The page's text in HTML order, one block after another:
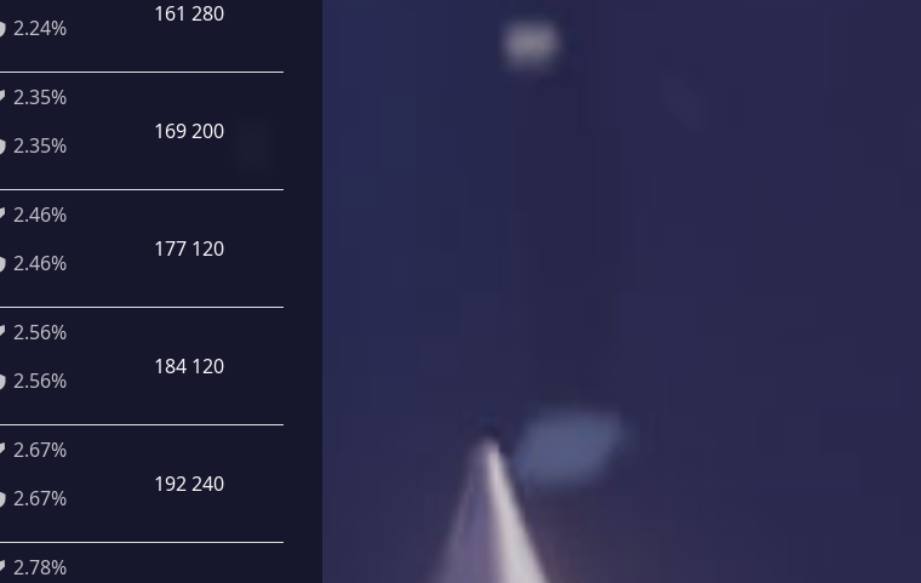
2.24%
161 280
2.35%
2.35%
169 200
2.46%
2.46%
177 120
2.56%
2.56%
184 120
2.67%
2.67%
192 240
2.78%